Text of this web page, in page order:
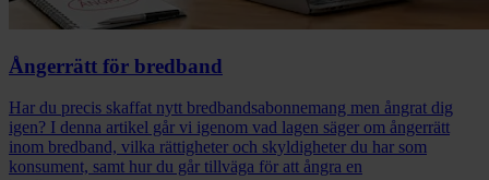
Ångerrätt för bredband
Har du precis skaffat nytt bredbandsabonnemang men ångrat dig
igen? I denna artikel går vi igenom vad lagen säger om ångerrätt
inom bredband, vilka rättigheter och skyldigheter du har som
konsument, samt hur du går tillväga för att ångra en